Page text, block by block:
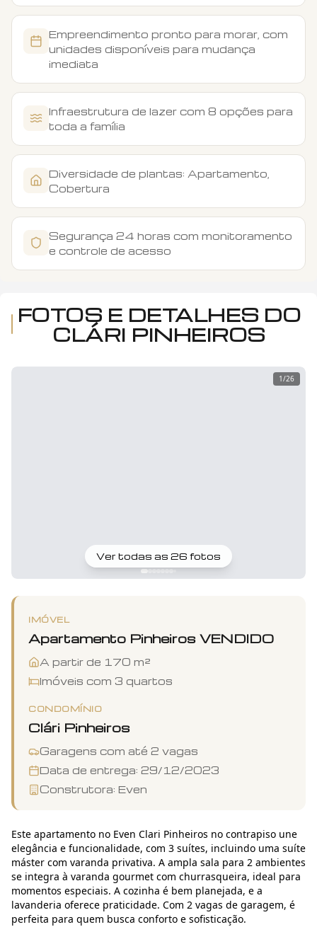
Empreendimento pronto para morar, com
unidades disponíveis para mudança
imediata
Infraestrutura de lazer com 8 opções para
toda a família
Diversidade de plantas: Apartamento,
Cobertura
Segurança 24 horas com monitoramento
e controle de acesso
FOTOS E DETALHES DO
CLÁRI PINHEIROS
1/26
Ver todas as 26 fotos
IMÓVEL
Apartamento Pinheiros VENDIDO
A partir de 170 m²
Imóveis com 3 quartos
CONDOMÍNIO
Clári Pinheiros
Garagens com até 2 vagas
Data de entrega: 29/12/2023
Construtora: Even
Este apartamento no Even Clari Pinheiros no contrapiso une
elegância e funcionalidade, com 3 suítes, incluindo uma suíte
máster com varanda privativa. A ampla sala para 2 ambientes
se integra à varanda gourmet com churrasqueira, ideal para
momentos especiais. A cozinha é bem planejada, e a
lavanderia oferece praticidade. Com 2 vagas de garagem, é
perfeita para quem busca conforto e sofisticação.